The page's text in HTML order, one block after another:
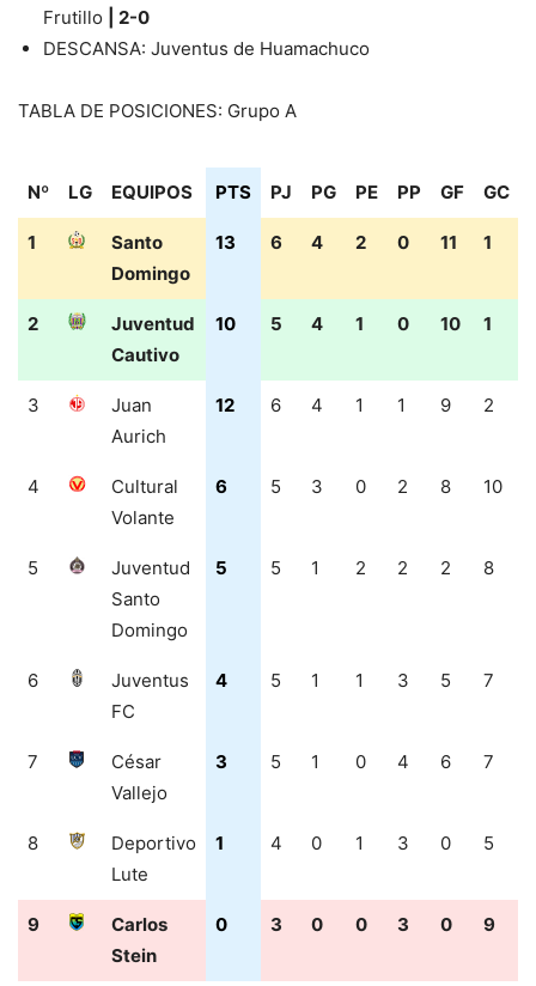
Frutillo
| 2-0
DESCANSA: Juventus de Huamachuco
TABLA DE POSICIONES: Grupo A
Nº LG EQUIPOS PTS PJ PG PE PP GF GC
Nº
LG EQUIPOS PTS PJ PG PE PP GF GC
1
Santo
Domingo
13 6 4 2 0 11 1
2
Juventud
Cautivo
10 5 4 1 0 10 1
3
Juan
Aurich
12 6 4 1 1 9 2
4
Cultural
Volante
6 5 3 0 2 8 10
5
Juventud
Santo
Domingo
5 5 1 2 2 2 8
6
Juventus
FC
4 5 1 1 3 5 7
7
César
Vallejo
3 5 1 0 4 6 7
8
Deportivo
Lute
1 4 0 1 3 0 5
9
Carlos
Stein
0 3 0 0 3 0 9